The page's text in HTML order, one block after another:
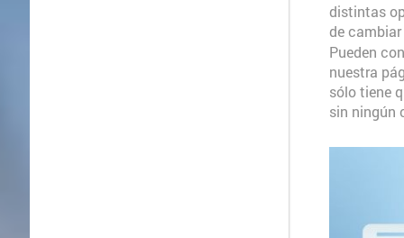
distintas
de
Pueden
nuestra
sólo tiene
sin ningún